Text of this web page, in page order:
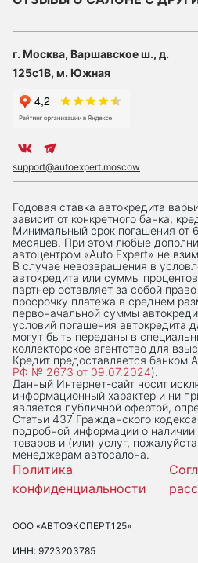
г. Москва, Варшавское ш., д.
125с1В, м. Южная
support@autoexpert.moscow
Годовая ставка автокредита
зависит от конкретного банка,
Минимальный срок погашения от
месяцев. При этом любые
автоцентром «Auto Expert» не
В случае невозвращения в
автокредита или суммы
партнер оставляет за собой
просрочку платежа в среднем
первоначальной суммы
условий погашения автокредита
могут быть переданы в
коллекторское агентство для
Кредит предоставляется банком
РФ № 2673 от 09.07.2024).
Данный Интернет-сaйт носит
информационный характер и ни
является публичной офертой,
Статьи 437 Гражданского
подробной информации о
товаров и (или) услуг,
менеджерам автосалона.
Политика
конфиденциальности
ООО «АВТОЭКСПЕРТ125»
ИНН: 9723203785